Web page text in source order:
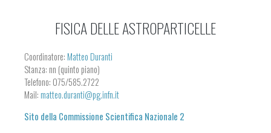
FISICA DELLE ASTROPARTICELLE
Coordinatore:Matteo Duranti
Stanza: nn (quinto piano)
Telefono: 075/585.2722
Mail:matteo.duranti@pg.infn.it
Sito della Commissione Scientifica Nazionale 2